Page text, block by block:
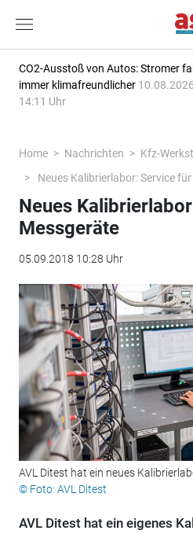
CO2-Ausstoß von Autos: Stromer
immer klimafreundlicher
14:11 Uhr
Home Nachrichten
Kfz-
Neues Kalibrierlabor: Service
Neues
Messgeräte
05.09.2018 10:28 Uhr
AVL Ditest hat ein neues
© Foto: AVL Ditest
AVL Ditest hat ein eigenes